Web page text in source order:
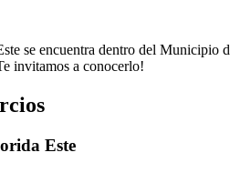
se encuentra dentro del Municipio
invitamos a conocerlo!
Este